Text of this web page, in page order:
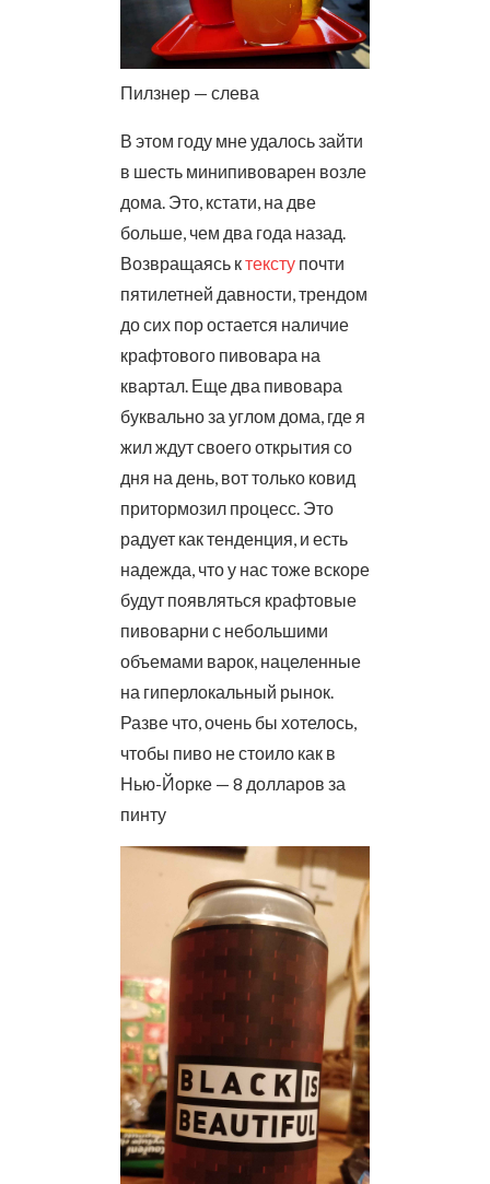
Пилзнер — слева
В этом году мне удалось зайти
в шесть минипивоварен возле
дома. Это, кстати, на две
больше, чем два года назад.
Возвращаясь ктексту почти
пятилетней давности, трендом
до сих пор остается наличие
крафтового пивовара на
квартал. Еще два пивовара
буквально за углом дома, где я
жил ждут своего открытия со
дня на день, вот только ковид
притормозил процесс. Это
радует как тенденция, и есть
надежда, что у нас тоже вскоре
будут появляться крафтовые
пивоварни с небольшими
объемами варок, нацеленные
на гиперлокальный рынок.
Разве что, очень бы хотелось,
чтобы пиво не стоило как в
Нью-Йорке — 8 долларов за
пинту